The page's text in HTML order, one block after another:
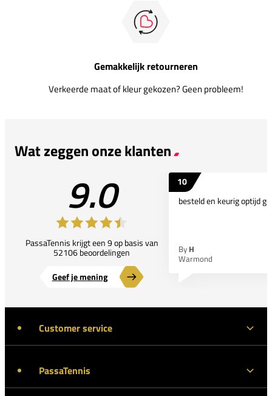
Gemakkelijk retourneren
Verkeerde maat of kleur gekozen? Geen probleem!
Wat zeggen onze klanten
9.0
PassaTennis krijgt een 9 op basis van
52106 beoordelingen
Geef je mening
10
besteld en keurig optijd
By H
Warmond
Customer service
PassaTennis